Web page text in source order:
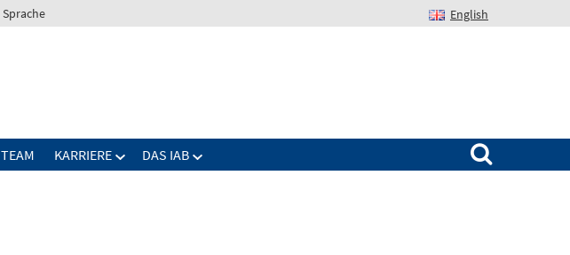
English
TEAM KARRIERE DAS IAB
Suchen nach: